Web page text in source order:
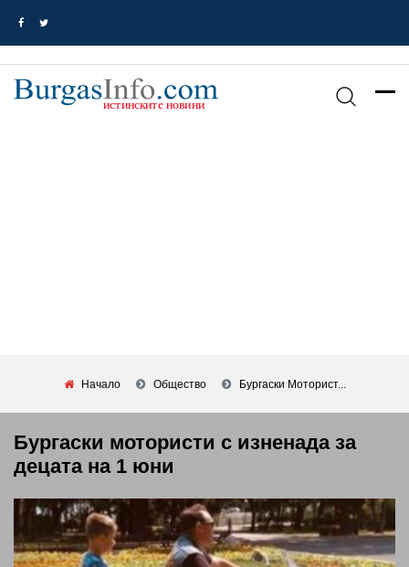
Начало Общество Бургаски Моторист...
Бургаски мотористи с изненада за
децата на 1 юни